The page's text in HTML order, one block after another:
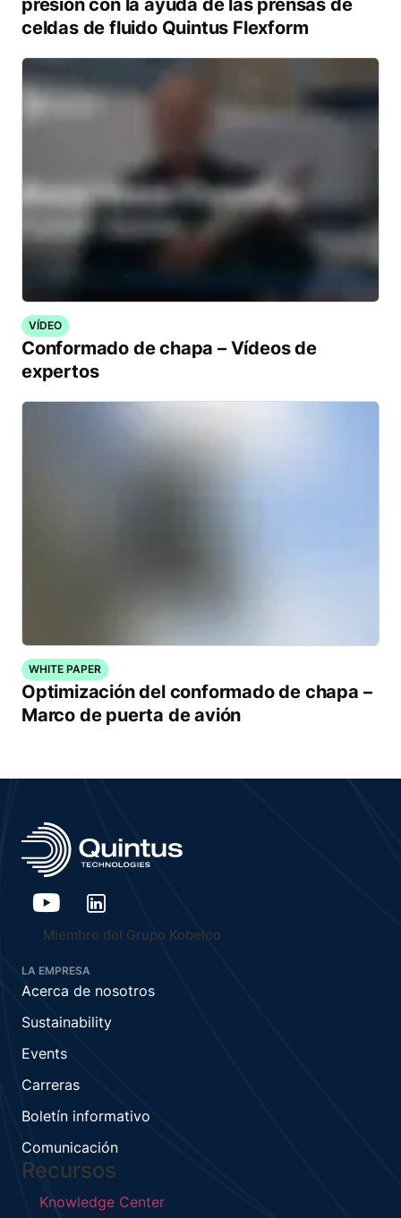
presión con la ayuda de las prensas de
celdas de fluido Quintus Flexform
VÍDEO
Conformado de chapa – Vídeos de
expertos
WHITE PAPER
Optimización del conformado de chapa –
Marco de puerta de avión
Miembro del Grupo Kobelco
LA EMPRESA
Acerca de nosotros
Sustainability
Events
Carreras
Boletín informativo
Comunicación
Recursos
Knowledge Center